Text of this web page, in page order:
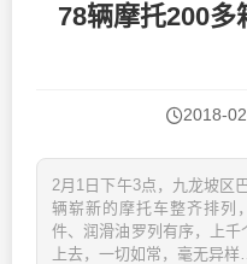
78辆摩托200多
2018-
2月1日下午3点，九龙坡区
辆崭新的摩托车整齐排列
件、润滑油罗列有序，上千
上去，一切如常，毫无异